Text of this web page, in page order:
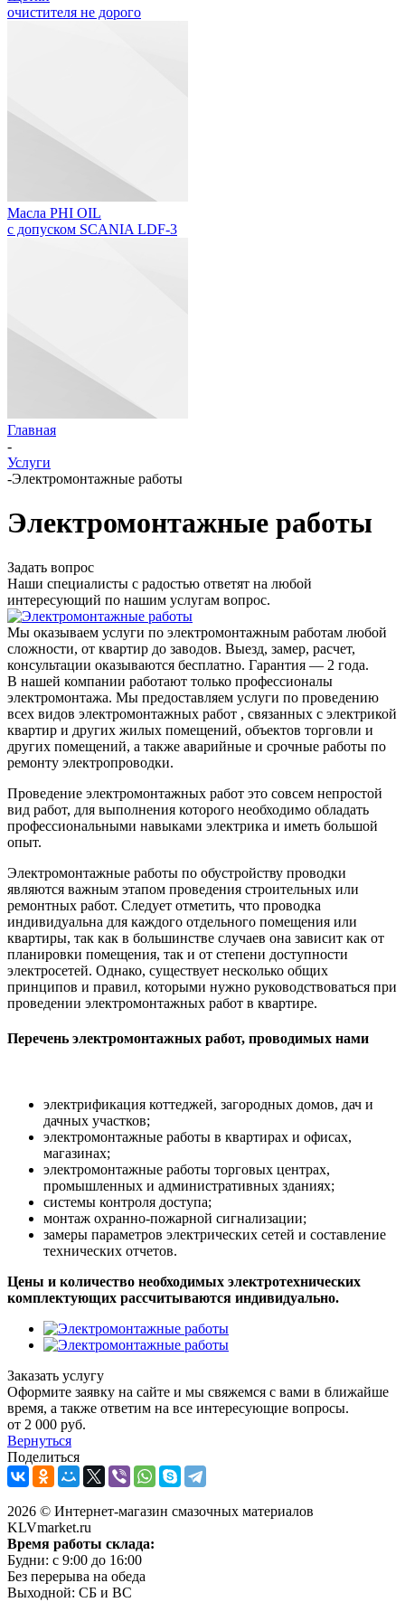
очистителя не дорого
Масла PHI OIL
с допуском SCANIA LDF-3
Главная
-
Услуги
-Электромонтажные работы
Электромонтажные работы
Задать вопрос
Наши специалисты с радостью ответят на любой
интересующий по нашим услугам вопрос.
Мы оказываем услуги по электромонтажным работам любой
сложности, от квартир до заводов. Выезд, замер, расчет,
консультации оказываются бесплатно. Гарантия — 2 года.
В нашей компании работают только профессионалы
электромонтажа. Мы предоставляем услуги по проведению
всех видов электромонтажных работ , связанных с электрикой
квартир и других жилых помещений, объектов торговли и
других помещений, а также аварийные и срочные работы по
ремонту электропроводки.
Проведение электромонтажных работ это совсем непростой
вид работ, для выполнения которого необходимо обладать
профессиональными навыками электрика и иметь большой
опыт.
Электромонтажные работы по обустройству проводки
являются важным этапом проведения строительных или
ремонтных работ. Следует отметить, что проводка
индивидуальна для каждого отдельного помещения или
квартиры, так как в большинстве случаев она зависит как от
планировки помещения, так и от степени доступности
электросетей. Однако, существует несколько общих
принципов и правил, которыми нужно руководствоваться при
проведении электромонтажных работ в квартире.
Перечень электромонтажных работ, проводимых нами
электрификация коттеджей, загородных домов, дач и
дачных участков;
электромонтажные работы в квартирах и офисах,
магазинах;
электромонтажные работы торговых центрах,
промышленных и административных зданиях;
системы контроля доступа;
монтаж охранно-пожарной сигнализации;
замеры параметров электрических сетей и составление
технических отчетов.
Цены и количество необходимых электротехнических
комплектующих рассчитываются индивидуально.
Заказать услугу
Оформите заявку на сайте и мы свяжемся с вами в ближайше
время, а также ответим на все интересующие вопросы.
от 2 000 руб.
Вернуться
Поделиться
2026 © Интернет-магазин смазочных материалов
KLVmarket.ru
Время работы склада:
Будни: c 9:00 до 16:00
Без перерыва на обеда
Выходной: СБ и ВС